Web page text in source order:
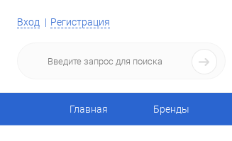
Вход Регистрация
Главная Бренды